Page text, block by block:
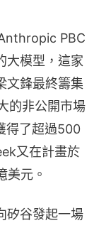
PBC
大模型，這家
文鋒最終籌集
的非公開市場
得了超過500
又在計畫於
美元。
矽谷發起一場